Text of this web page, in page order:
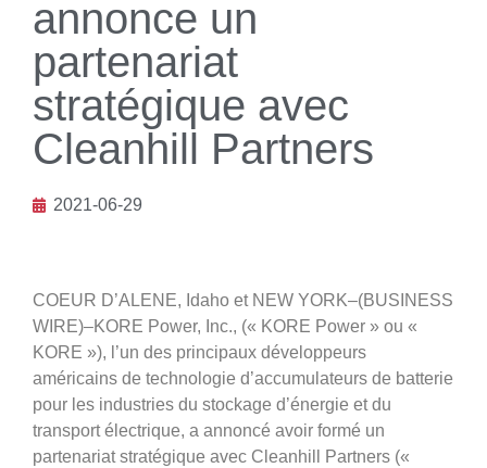
annonce un
partenariat
stratégique avec
Cleanhill Partners
2021-06-29
COEUR D’ALENE, Idaho et NEW YORK–(BUSINESS
WIRE)–KORE Power, Inc., (« KORE Power » ou «
KORE »), l’un des principaux développeurs
américains de technologie d’accumulateurs de batterie
pour les industries du stockage d’énergie et du
transport électrique, a annoncé avoir formé un
partenariat stratégique avec Cleanhill Partners («